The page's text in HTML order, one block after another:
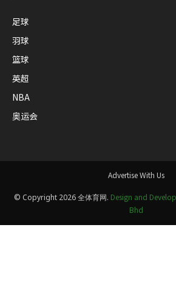
足球
羽球
篮球
英超
NBA
奥运会
Advertise With Us
© Copyright 2026 全体育网. Design and
Bhd